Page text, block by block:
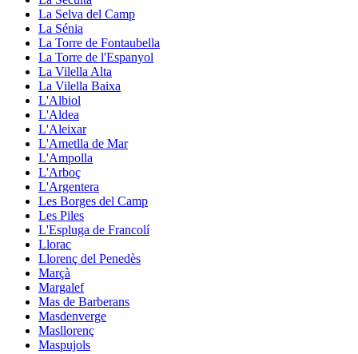
La Selva del Camp
La Sénia
La Torre de Fontaubella
La Torre de l'Espanyol
La Vilella Alta
La Vilella Baixa
L'Albiol
L'Aldea
L'Aleixar
L'Ametlla de Mar
L'Ampolla
L'Arboç
L'Argentera
Les Borges del Camp
Les Piles
L'Espluga de Francolí
Llorac
Llorenç del Penedès
Marçà
Margalef
Mas de Barberans
Masdenverge
Masllorenç
Maspujols